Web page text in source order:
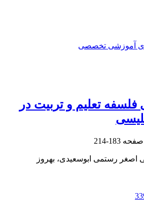
آموزشی تخصصی
تعلیم و تربیت در
183-214
اصغر رستمی ابوسعیدی، بهروز